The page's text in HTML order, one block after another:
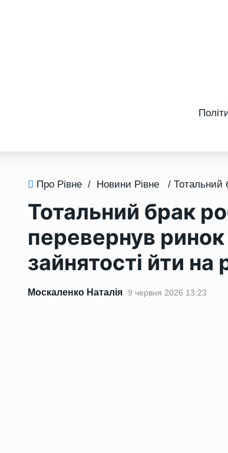
Про Рівне / Новини Рівне
Тотальний брак
перевернув
зайнятості йти на
Москаленко Наталія 9 червня 2026 13:23